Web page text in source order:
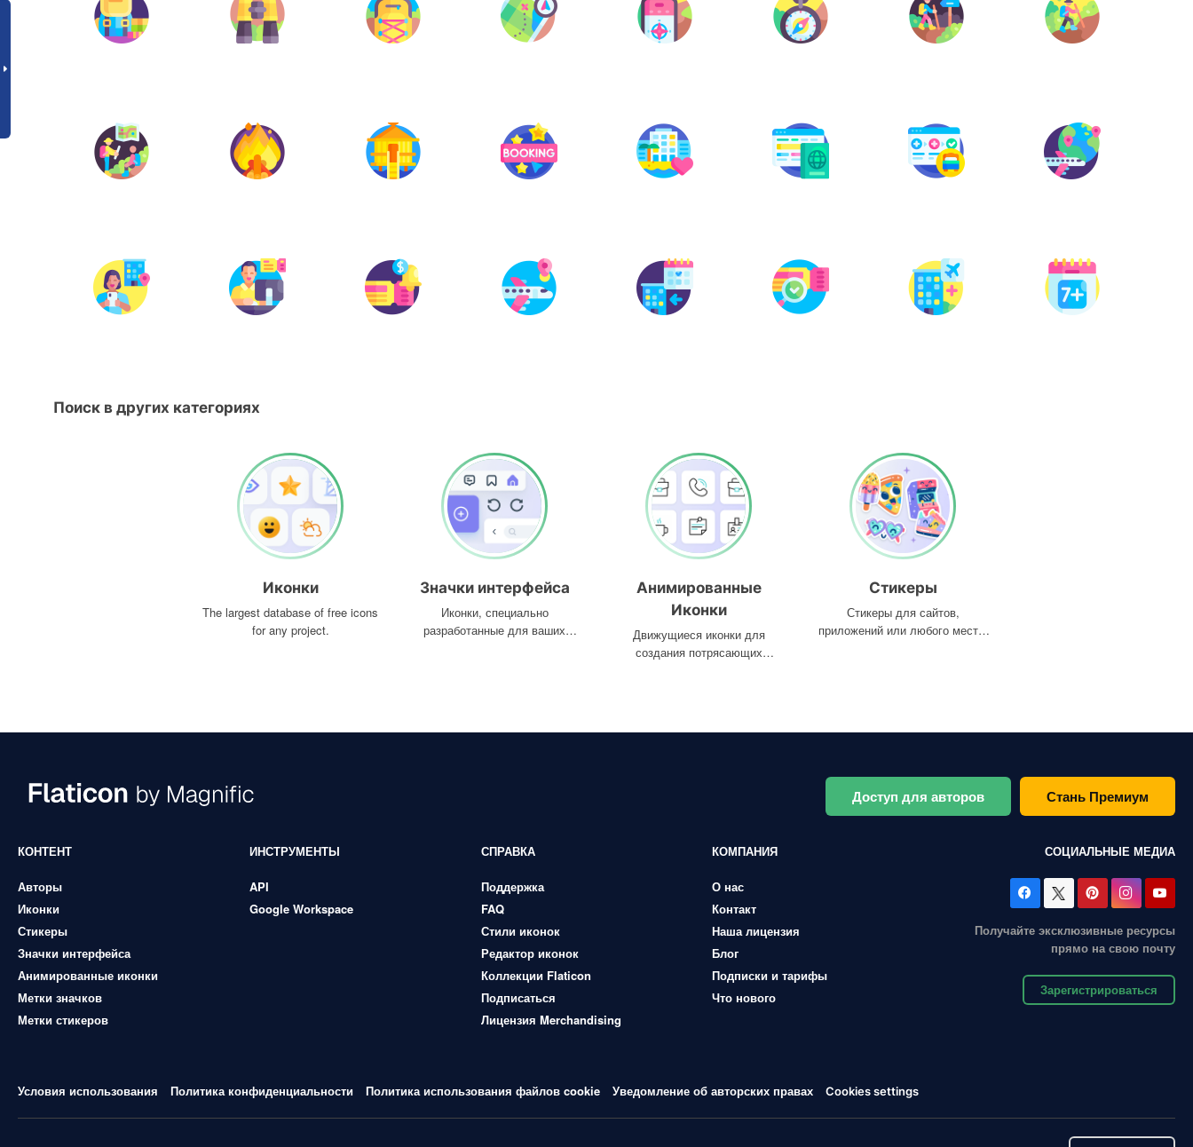
Поиск в других категориях
Иконки
The largest database of free icons
for any project.
Значки интерфейса
Иконки, специально
разработанные для ваших
Анимированные
Иконки
Движущиеся иконки для
создания потрясающих
Стикеры
Стикеры для сайтов,
приложений или любого места,
Доступ для авторов Стань Премиум
КОНТЕНТ
Авторы
Иконки
Стикеры
Значки интерфейса
Анимированные иконки
Метки значков
Метки стикеров
ИНСТРУМЕНТЫ
API
Google Workspace
СПРАВКА
Поддержка
FAQ
Стили иконок
Редактор иконок
Коллекции Flaticon
Подписаться
Лицензия Merchandising
КОМПАНИЯ
О нас
Контакт
Наша лицензия
Блог
Подписки и тарифы
Что нового
СОЦИАЛЬНЫЕ МЕДИА
Получайте эксклюзивные ресурсы
прямо на свою почту
Зарегистрироваться
Условия использования Политика конфиденциальности Политика использования файлов cookie Уведомление об авторских правах Cookies settings